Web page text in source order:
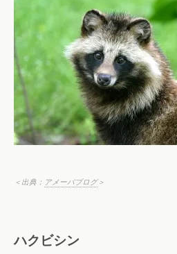
＜出典： アメーバブログ＞
ハクビシン